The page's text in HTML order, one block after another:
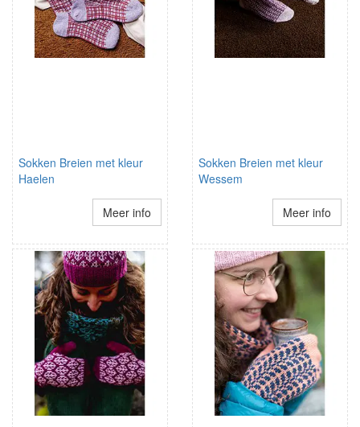
Sokken Breien met kleur
Haelen
Meer info
Sokken Breien met kleur
Wessem
Meer info